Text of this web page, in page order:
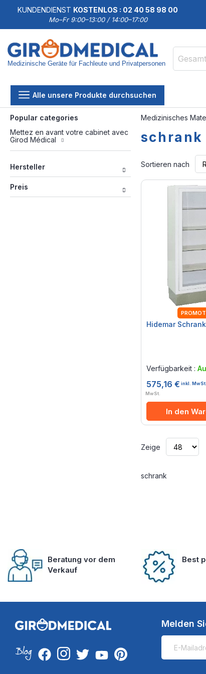
KUNDENDIENST KOSTENLOS : 02 40 58 98 00
Mo–Fr 9:00–13:00 / 14:00–17:00
Medizinische Geräte für Fachleute und Privatpersonen
Alle unsere Produkte durchsuchen
Medizinisches
schrank
Sortieren nach
Hidemar
Verfügbarkeit :
575,16 € inkl. MwSt.
MwSt.
In den
Zeige
schrank
Popular categories
Mettez en avant votre cabinet avec
Girod Médical
Hersteller
Preis
Beratung vor dem
Verkauf
Best
Melden